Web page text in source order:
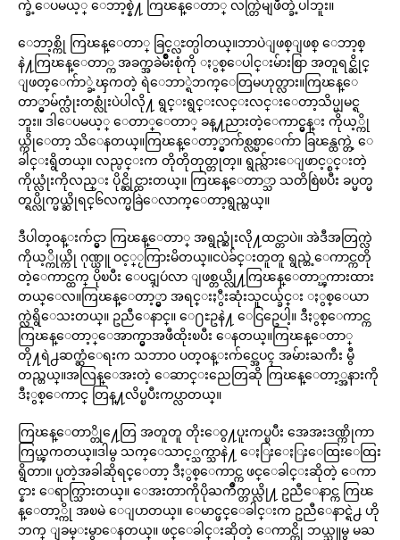
က္ခဲ့ေပမယ့္ ေဘာ့စ္နဲ႔ ကြၽန္ေတာ္ လက္တြဲမျဖဳတ္ခဲ့ပါဘူး။
ေဘာ့စ္ကို ကြၽန္ေတာ္ ခြင့္လႊတ္ပါတယ္။ဘာပဲျဖစ္ျဖစ္ ေဘာ့စ္
နဲ႔ကြၽန္ေတာ္က အခက္အခဲမ်ိဳးစုံကို ႏွစ္ေပါင္းမ်ားစြာ အတူရင္ဆိုင္
ျဖတ္ေက်ာ္ခဲ့ၾကတဲ့ ရဲေဘာ္ရဲဘက္ေတြမဟုတ္လား။ကြၽန္ေ
တာ္မွာမ်က္လုံးတစ္လုံးပဲပါလို႔ ရွင္းရွင္းလင္းလင္းေတာ့သိပ္မျမင္ရ
ဘူး။ ဒါေပမယ့္ ေတာ္ေတာ္ ခန္႔ညားတဲ့ေကာင္မွန္း ကိုယ့္ကို
ယ္ကိုေတာ့ သိေနတယ္။ကြၽန္ေတာ့္မွာက်စ္လစ္မာေက်ာ ခြၽန္ထက္တဲ့ ေ
ခါင္းရွိတယ္။ လည္ပင္းက တိုတိုတုတ္တုတ္။ ရွည္လ်ားေျဖာင့္စင္းတဲ့
ကိုယ္လုံးကိုလည္း ပိုင္ဆိုင္ထားတယ္။ ကြၽန္ေတာ္သာ သတိစြဲၿပီး ခပ္မတ္မ
တ္ရပ္လိုက္မယ္ဆိုရင္၆လက္မခြဲေလာက္ေတာ့ရွည္တယ္။
ဒီပါတ္ဝန္းက်င္မွာ ကြၽန္ေတာ္ အရွည္ဆုံးလို႔ထင္တာပဲ။ အဲဒီအတြက္လဲ
ကိုယ့္ကိုယ္ကို ဂုဏ္ယူ ဝင့္ႂကြားမိတယ္။ငပဲခ်င္းတူတူ ရွည္တဲ့ေကာင္ကတို
တဲ့ေကာင္ထက္ ပိုၿပီး ေပၚျပဴလာ ျဖစ္တယ္လို႔ကြၽန္ေတာ္ၾကားထား
တယ္ေလ။ကြၽန္ေတာ့္မွာ အရင္းႏွီးဆုံးသူငယ္ခ်င္း ႏွစ္ေယာ
က္လဲရွိေသးတယ္။ ဥညီေနာင္။ ေ႐ႊဥနဲ႔ ေငြဥေပါ့။ ဒီႏွစ္ေကာင္က
ကြၽန္ေတာ့္ေအာက္မွာအဖီထိုးၿပီး ေနတယ္။ကြၽန္ေတာ္
တို႔ရဲ႕ဆက္ဆံေရးက သဘာဝ ပတ္ဝန္းက်င္အေပၚ အမ်ားႀကီး မွီ
တည္တယ္။အလြန္ေအးတဲ့ ေဆာင္းညေတြဆို ကြၽန္ေတာ့္အနားကို
ဒီႏွစ္ေကာင္ တြန္႔လိပ္ၿပီးကပ္လာတယ္။
ကြၽန္ေတာ္တို႔ေတြ အတူတူ တိုးေဝွ႔ပူးကပ္ၿပီး အေအးဒဏ္ကိုကာ
ကြယ္ၾကတယ္။ဒါမွ သက္ေသာင့္သက္သာနဲ႔ ေႏြးေႏြးေထြးေထြး
ရွိတာ။ ပူတဲ့အခါဆိုရင္ေတာ့ ဒီႏွစ္ေကာင္က ဖင္ေခါင္းဆိုတဲ့ ေကာ
င္နား ေရာက္သြားတယ္။ ေအးတာကိုပိုႀကိဳက္တယ္လို႔ ဥညီေနာင္က ကြၽ
န္ေတာ့္ကို အၿမဲ ေျပာတယ္။ ေမာင္ဖင္ေခါင္းက ဥညီေနာင္ရဲ႕ ဟို
ဘက္ ျခမ္းမွာေနတယ္။ ဖင္ေခါင္းဆိုတဲ့ ေကာင္ကို ဘယ္သူမွ မႀ